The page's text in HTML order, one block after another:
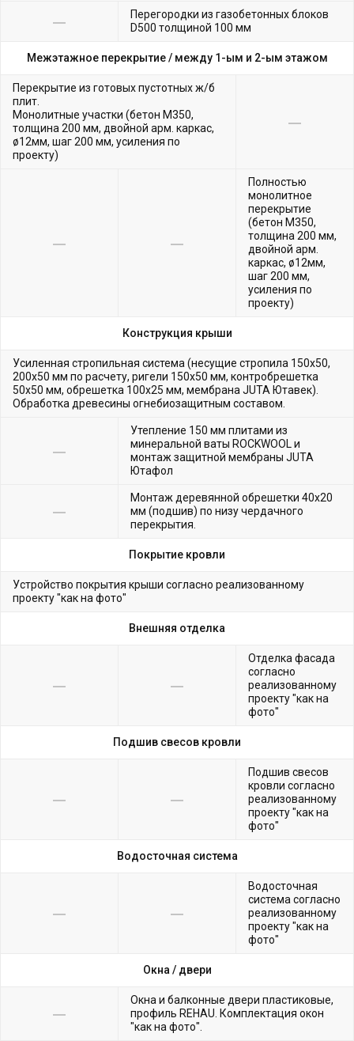
Перегородки из газобетонных блоков
D500 толщиной 100 мм
Межэтажное перекрытие / между 1-ым и 2-ым этажом
Перекрытие из готовых пустотных ж/б
плит.
Монолитные участки (бетон М350,
толщина 200 мм, двойной арм. каркас,
ø12мм, шаг 200 мм, усиления по
проекту)
Полностью
монолитное
перекрытие
(бетон М350,
толщина 200 мм,
двойной арм.
каркас, ø12мм,
шаг 200 мм,
усиления по
проекту)
Конструкция крыши
Усиленная стропильная система (несущие стропила 150х50,
200х50 мм по расчету, ригели 150х50 мм, контробрешетка
50х50 мм, обрешетка 100х25 мм, мембрана JUTA Ютавек).
Обработка древесины огнебиозащитным составом.
Утепление 150 мм плитами из
минеральной ваты ROCKWOOL и
монтаж защитной мембраны JUTA
Ютафол
Монтаж деревянной обрешетки 40х20
мм (подшив) по низу чердачного
перекрытия.
Покрытие кровли
Устройство покрытия крыши согласно реализованному
проекту "как на фото"
Внешняя отделка
Отделка фасада
согласно
реализованному
проекту "как на
фото"
Подшив свесов кровли
Подшив свесов
кровли согласно
реализованному
проекту "как на
фото"
Водосточная система
Водосточная
система согласно
реализованному
проекту "как на
фото"
Окна / двери
Окна и балконные двери пластиковые,
профиль REHAU. Комплектация окон
"как на фото".